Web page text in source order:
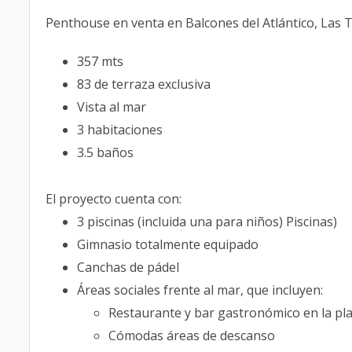
Penthouse en venta en Balcones del Atlántico, Las
357 mts
83 de terraza exclusiva
Vista al mar
3 habitaciones
3.5 baños
El proyecto cuenta con:
3 piscinas (incluida una para niños) Piscinas)
Gimnasio totalmente equipado
Canchas de pádel
Áreas sociales frente al mar, que incluyen:
Restaurante y bar gastronómico en la
Cómodas áreas de descanso